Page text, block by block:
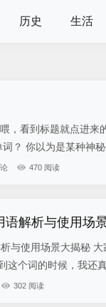
历史 生活
？ 你以为是某种神秘
470 阅读
语解析与使用场
与使用场景大揭秘
个词的时候，我还真
302 阅读